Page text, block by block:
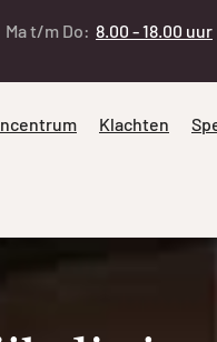
Ma t/m Do: 8.00 - 18.00 uur
Klachten